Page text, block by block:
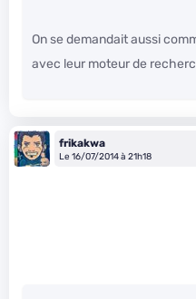
On se demandait aussi
avec leur moteur de
frikakwa
Le 16/07/2014 à 21h18